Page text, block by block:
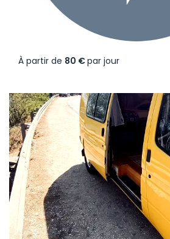
À partir de 80 €par jour